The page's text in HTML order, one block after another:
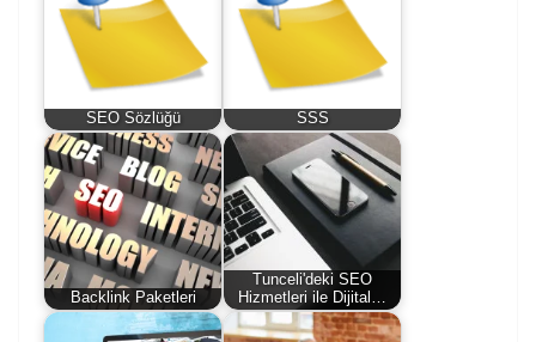
SEO Sözlüğü SSS
Backlink Paketleri
Tunceli'deki SEO
Hizmetleri ile Dijital…